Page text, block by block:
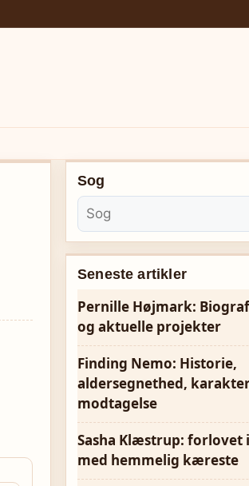
Sog
Seneste artikler
Pernille Højmark:
og aktuelle projekter
Finding Nemo: Historie,
aldersegnethed,
modtagelse
Sasha Klæstrup: forlovet
med hemmelig kæreste